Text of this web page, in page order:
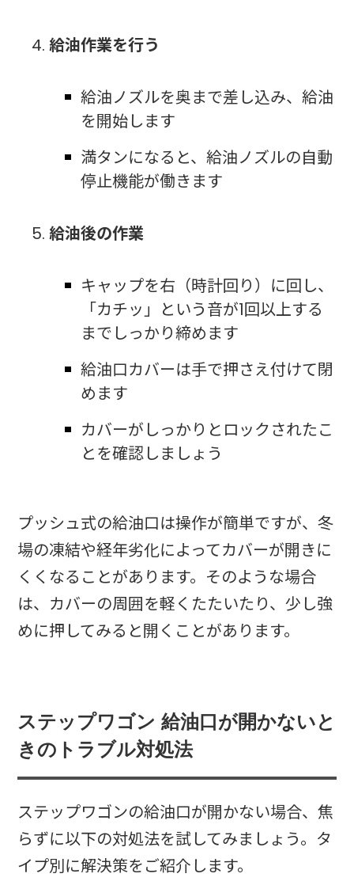
給油作業を行う
給油ノズルを奥まで差し込み、給油
を開始します
満タンになると、給油ノズルの自動
停止機能が働きます
給油後の作業
キャップを右（時計回り）に回し、
「カチッ」という音が1回以上する
までしっかり締めます
給油口カバーは手で押さえ付けて閉
めます
カバーがしっかりとロックされたこ
とを確認しましょう
プッシュ式の給油口は操作が簡単ですが、冬
場の凍結や経年劣化によってカバーが開きに
くくなることがあります。そのような場合
は、カバーの周囲を軽くたたいたり、少し強
めに押してみると開くことがあります。
ステップワゴン 給油口が開かないと
きのトラブル対処法
ステップワゴンの給油口が開かない場合、焦
らずに以下の対処法を試してみましょう。タ
イプ別に解決策をご紹介します。